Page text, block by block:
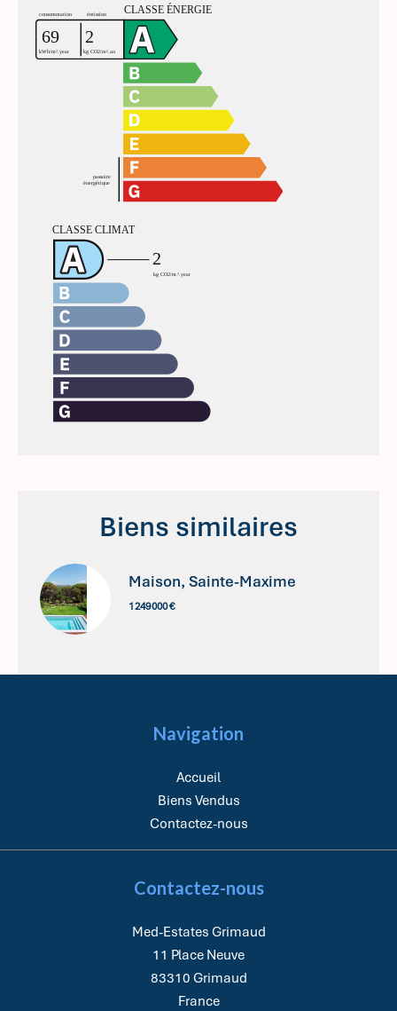
Biens similaires
Maison, Sainte-Maxime
1 249 000 €
Navigation
Accueil
Biens Vendus
Contactez-nous
Contactez-nous
Med-Estates Grimaud
11 Place Neuve
83310 Grimaud
France